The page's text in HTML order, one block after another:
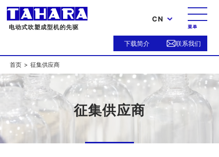
电动式吹塑成型机的先驱
CN
菜单
下载简介 联系我们
首页 征集供应商
征集供应商